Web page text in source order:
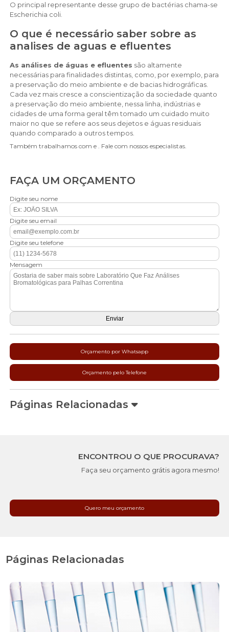
O principal representante desse grupo de bactérias chama-se
Escherichia coli.
O que é necessário saber sobre as
analises de aguas e efluentes
As análises de águas e efluentes são altamente
necessárias para finalidades distintas, como, por exemplo, para
a preservação do meio ambiente e de bacias hidrográficas.
Cada vez mais cresce a conscientização da sociedade quanto
a preservação do meio ambiente, nessa linha, indústrias e
cidades de uma forma geral têm tomado um cuidado muito
maior no que se refere aos seus dejetos e águas residuais
quando comparado a outros tempos.
Também trabalhamos com e . Fale com nossos especialistas.
FAÇA UM ORÇAMENTO
Digite seu nome
Digite seu email
Digite seu telefone
Mensagem
Orçamento por Whatsapp
Orçamento pelo Telefone
Páginas Relacionadas
ENCONTROU O QUE PROCURAVA?
Faça seu orçamento grátis agora mesmo!
Quero meu orçamento
Páginas Relacionadas